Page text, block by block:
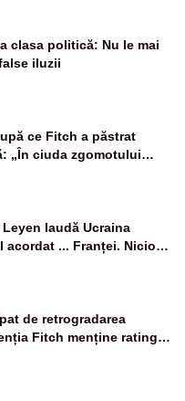
clasa politică: Nu le mai
iluzii
ce Fitch a păstrat
„În ciuda zgomotului
funcționează”
laudă Ucraina
acordat ... Franței. Nicio
energetic promis
de retrogradarea
Fitch menține ratingul
negativă